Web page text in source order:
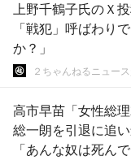
上野千鶴子氏のＸ
「戦犯」呼ばわり
か？」
２ちゃんねるニュー
高市早苗「女性総
総一朗を引退に追
「あんな奴は死ん